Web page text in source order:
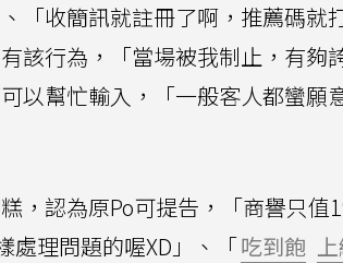
「收簡訊就註冊了啊，推薦碼就
該行為，「當場被我制止，有夠
以幫忙輸入，「一般客人都蠻願
，認為原Po可提告，「商譽只值
處理問題的喔XD」、「吃到飽